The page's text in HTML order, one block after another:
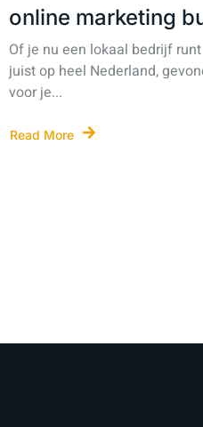
online marketing
Of je nu een lokaal bedrijf
juist op heel Nederland,
voor je...
Read More